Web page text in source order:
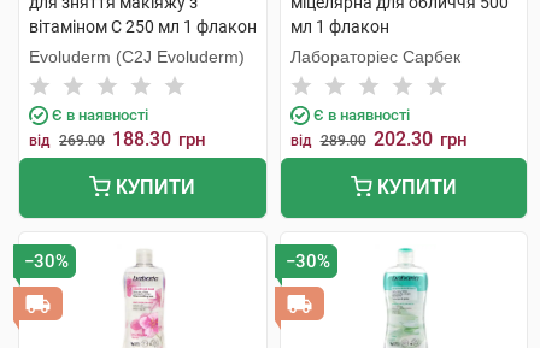
вітаміном C 250 мл 1 флакон
Evoluderm (C2J Evoluderm)
Є в наявності
від 269.00 188.30 грн
КУПИТИ
мл 1 флакон
Лабораторіес Сарбек
Є в наявності
від 289.00 202.30 грн
КУПИТИ
−30% −30%